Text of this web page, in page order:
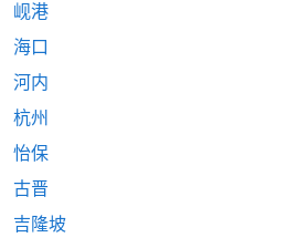
岘港
海口
河内
杭州
怡保
古晋
吉隆坡